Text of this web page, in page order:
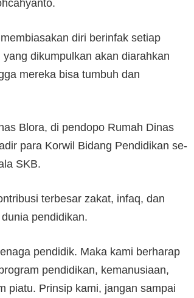
diri berinfak setiap
dikumpulkan akan diarahkan
mereka bisa tumbuh dan
Blora, di pendopo Rumah Dinas
para Korwil Bidang Pendidikan se-
SKB.
terbesar zakat, infaq, dan
pendidikan.
pendidik. Maka kami berharap
pendidikan, kemanusiaan,
piatu. Prinsip kami, jangan sampai